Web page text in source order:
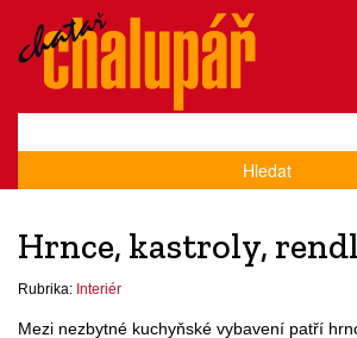
Hledat
Hrnce, kastroly,
Rubrika: Interiér
Mezi nezbytné kuchyňské vybavení patří